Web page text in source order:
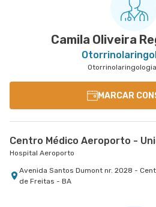
Camila Oliveira
MARCAR
Centro Médico Aeroporto -
Hospital Aeroporto
Avenida Santos Dumont nr. 2028 -
de Freitas - BA